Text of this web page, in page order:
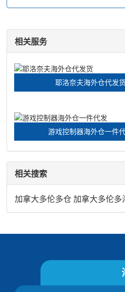
相关服务
耶洛奈夫海外仓代发
游戏控制器海外仓一件
相关搜索
加拿大多伦多仓 加拿大多伦多